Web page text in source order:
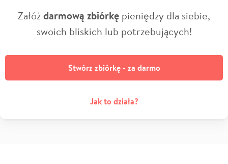
Załóżdarmową zbiórkę pieniędzy dla siebie,
swoich bliskich lub potrzebujących!
Stwórz zbiórkę - za darmo
Jak to działa?